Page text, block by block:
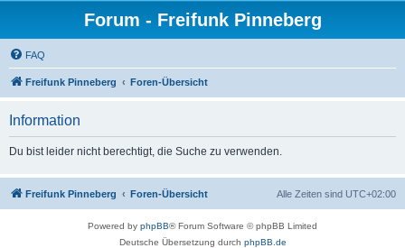
Forum - Freifunk Pinneberg
FAQ
Freifunk Pinneberg Foren-Übersicht
Information
Du bist leider nicht berechtigt, die Suche zu verwenden.
Freifunk Pinneberg Foren-Übersicht Alle Zeiten sind UTC+02:00
Powered by phpBB® Forum Software © phpBB Limited
Deutsche Übersetzung durch phpBB.de